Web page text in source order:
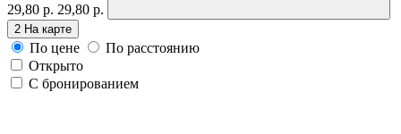
29,80 р. 29,80 р.
2 На карте
По цене
По расстоянию
Открыто
С бронированием